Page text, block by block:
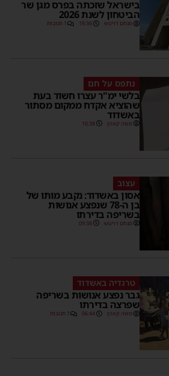
בישראל שזכתה בפרס מגן שר
הביטחון לשנת 2026
מנחם דויטש 18:36 1 תגובות
נתפס על חם
בלשי ימ"ר עצרו חשוד בעת
שהוציא אקדח ממקום מסתור
באשדוד
משה קאהן 10:38
עצוב
אסון באשדוד: נקבע מותו של
בן ה-78 שנפצע אנושות
בשריפה בדירתו
מנחם דויטש 09:38
טרגדיה באשדוד
גבר נפצע אנושות בשריפה
שפרצה בדירתו
משה קאהן 06:44 1 תגובות